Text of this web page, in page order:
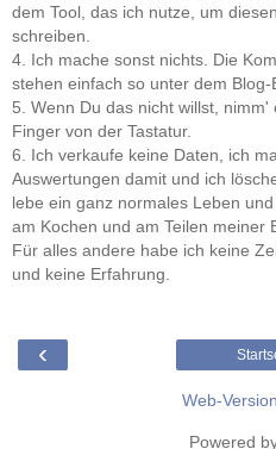
dem Tool, das ich nutze, um
schreiben.
4. Ich mache sonst nichts. Die
stehen einfach so unter dem Blog-
5. Wenn Du das nicht willst, nimm'
Finger von der Tastatur.
6. Ich verkaufe keine Daten, ich
Auswertungen damit und ich
lebe ein ganz normales Leben
am Kochen und am Teilen meiner
Für alles andere habe ich keine
und keine Erfahrung.
‹
Web-
Powered